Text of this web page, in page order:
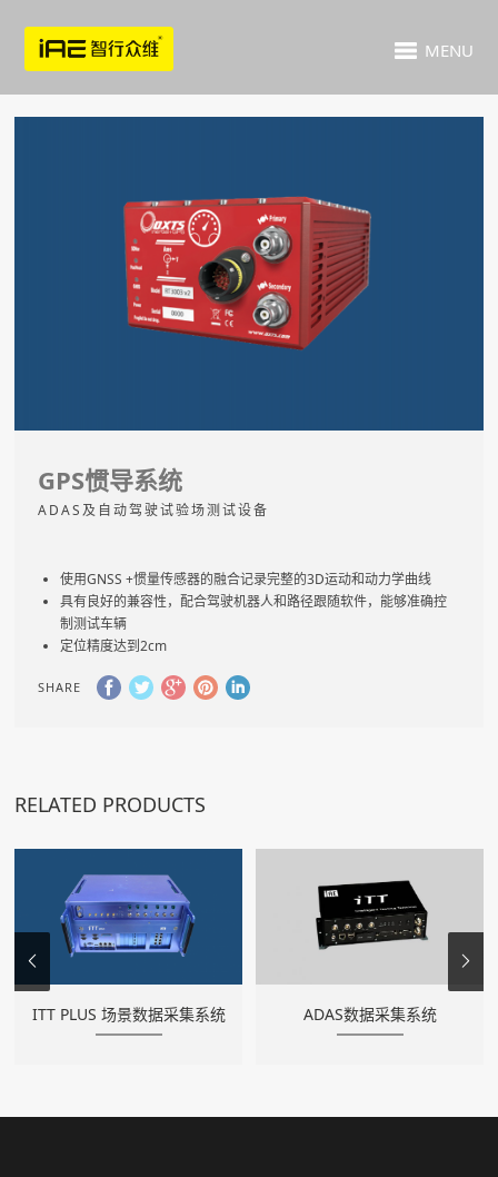
MENU
GPS惯导系统
ADAS及自动驾驶试验场测试设备
使用GNSS +惯量传感器的融合记录完整的3D运动和动力学曲线
具有良好的兼容性，配合驾驶机器人和路径跟随软件，能够准确控
制测试车辆
定位精度达到2cm
SHARE
RELATED PRODUCTS
ITT PLUS 场景数据采集系统 ADAS数据采集系统